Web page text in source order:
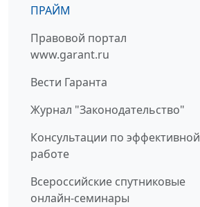
ПРАЙМ
Правовой портал
www.garant.ru
Вести Гаранта
Журнал "Законодательство"
Консультации по эффективной
работе
Всероссийские спутниковые
онлайн-семинары